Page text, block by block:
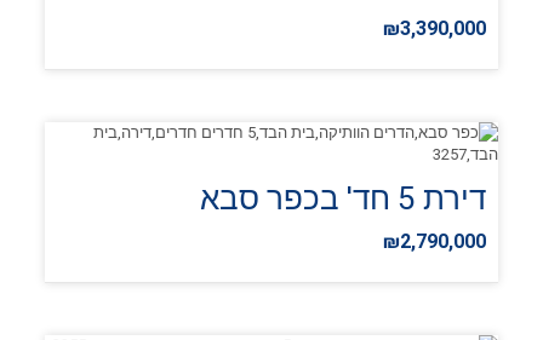
₪3,390,000
דירת 5 חד' בכפר סבא
₪2,790,000